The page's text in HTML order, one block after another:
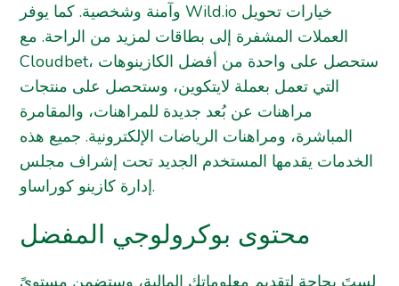
وآمنة وشخصية. كما يوفر Wild.io خيارات تحويل
العملات المشفرة إلى بطاقات لمزيد من الراحة. مع
Cloudbet، ستحصل على واحدة من أفضل الكازينوهات
التي تعمل بعملة لايتكوين، وستحصل على منتجات
مراهنات عن بُعد جديدة للمراهنات، والمقامرة
المباشرة، ومراهنات الرياضات الإلكترونية. جميع هذه
الخدمات يقدمها المستخدم الجديد تحت إشراف مجلس
إدارة كازينو كوراساو.
محتوى بوكرولوجي المفضل
لستَ بحاجة لتقديم معلوماتك المالية، وستضمن مستوىً